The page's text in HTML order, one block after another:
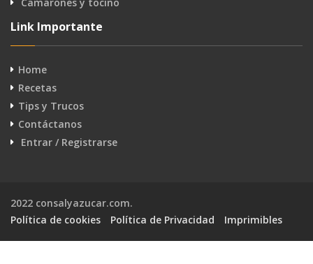
Link Importante
Home
Recetas
Tips y Trucos
Contáctanos
Entrar / Registrarse
2022 consalyazucar.com.
Política de cookies
Política de Privacidad Imprimibles